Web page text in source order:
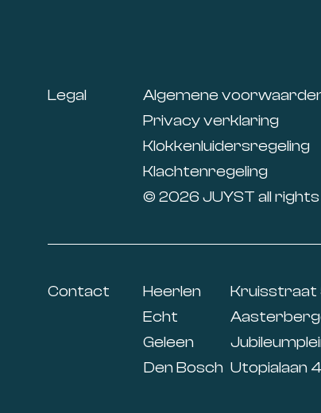
Legal
Algemene
Privacy verklaring
Klokkenluidersregeling
Klachtenregeling
© 2026 JUYST all
Contact Heerlen Kruisstraat
Echt
Geleen
Den Bosch Utopialaan